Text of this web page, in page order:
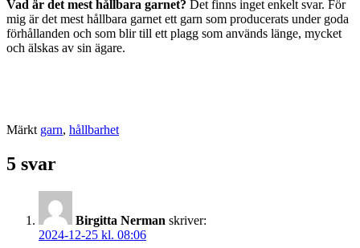
Vad är det mest hållbara garnet? Det finns inget enkelt svar. För
mig är det mest hållbara garnet ett garn som producerats under goda
förhållanden och som blir till ett plagg som används länge, mycket
och älskas av sin ägare.
Märkt garn, hållbarhet
5 svar
Birgitta Nerman skriver:
2024-12-25 kl. 08:06